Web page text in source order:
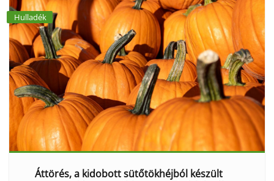
Hulladék
Áttörés, a kidobott sütőtökhéjból készült